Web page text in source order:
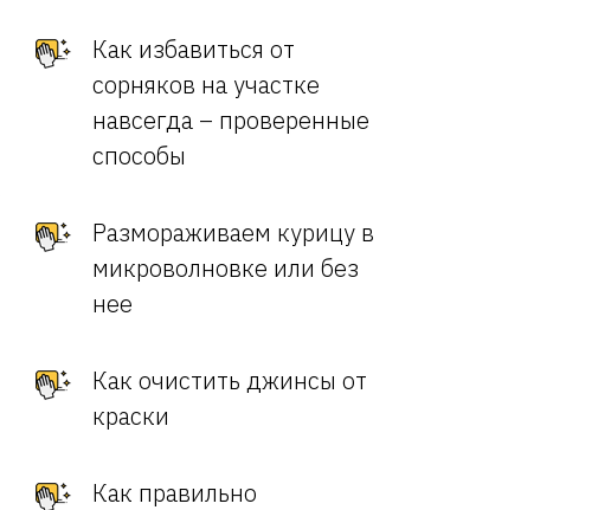
Как избавиться от
сорняков на участке
навсегда – проверенные
способы
Размораживаем курицу в
микроволновке или без
нее
Как очистить джинсы от
краски
Как правильно